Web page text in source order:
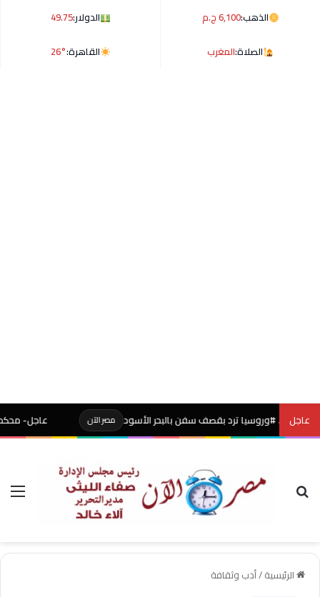
الذهب:6,100 ج.م الدولار:49.75
الصلاة:المغرب القاهرة:26°
عاجل ترد بقصف سفن بالبحر الأسود مصر الآن عاجل- محكمة أميركية
بحث عن
الرئيسية/أدب وثقافة